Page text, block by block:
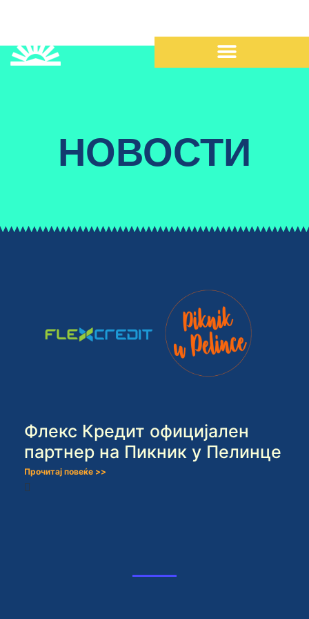
НОВОСТИ
Флекс Кредит официјален
партнер на Пикник у Пелинце
Прочитај повеќе >>